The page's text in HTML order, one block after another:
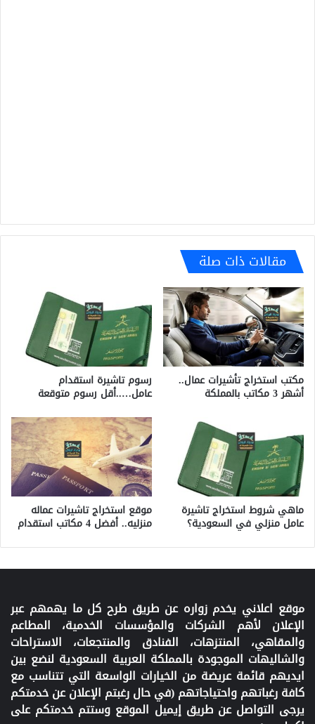
مقالات ذات صلة
مكتب استخراج تأشيرات عمال..
أشهر 3 مكاتب بالمملكة
رسوم تاشيرة استقدام
عامل…..أقل رسوم متوقعة
ماهي شروط استخراج تاشيرة
عامل منزلي في السعودية؟
موقع استخراج تاشيرات عماله
منزليه.. أفضل 4 مكاتب استقدام
موقع اعلاني يخدم زواره عن طريق طرح كل ما يهمهم عبر
الإعلان لأهم الشركات والمؤسسات الخدمية، المطاعم
والمقاهي، المنتزهات، الفنادق والمنتجعات، الاستراحات
والشاليهات الموجودة بالمملكة العربية السعودية لنضع بين
ايديهم قائمة عريضة من الخيارات الواسعة التي تتناسب مع
كافة رغباتهم واحتياجاتهم (في حال رغبتم الإعلان عن خدمتكم
يرجى التواصل عن طريق إيميل الموقع وستتم خدمتكم على